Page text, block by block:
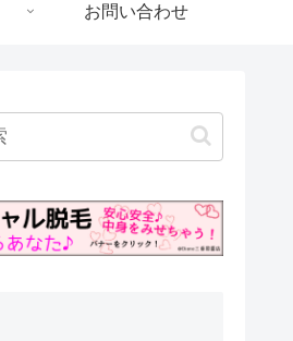
お問い合わせ